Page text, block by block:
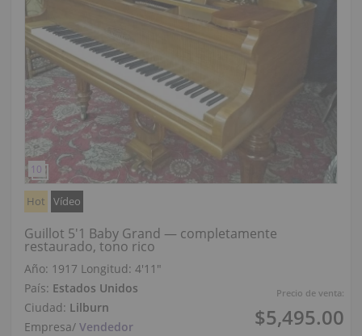
Precio de venta:
$5,495.00
Hot Vídeo
Guillot 5'1 Baby Grand — completamente
restaurado, tono rico
Año: 1917 Longitud: 4′11″
País: Estados Unidos
Ciudad: Lilburn
Empresa/ Vendedor